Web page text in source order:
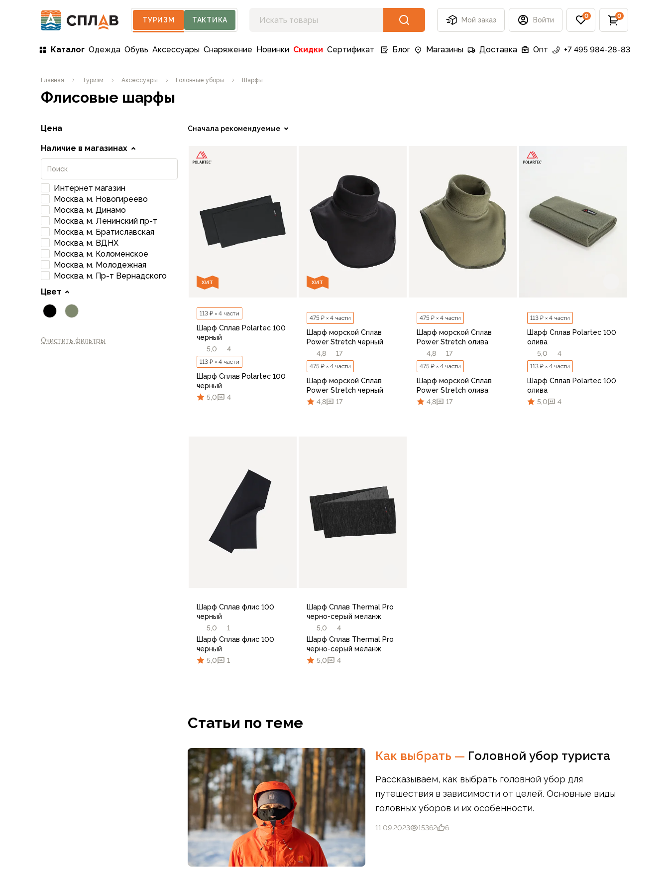
ТУРИЗМ ТАКТИКА Мой заказ Войти 0 0
Каталог
Мужская одежда
Куртки
Флисовые куртки
Беговые и спортивные
Пончо и дождевики
Пуховые куртки
Куртки с синтетическим утеплителем
Жилеты
Брюки
Мембранные брюки
Брюки софтшелл и ветрозащита
Флисовые брюки
Беговые и спортивные
Шорты
Брюки с синтетическим утеплителем
Термобелье
Термокальсоны
Комбинезоны, изотермики
Одежда Обувь Аксессуары Снаряжение Новинки Скидки Сертификат Блог Магазины Доставка Опт +7 495 984-28-83
Главная Туризм Аксессуары Головные уборы Шарфы
Флисовые шарфы
Цена
Наличие в магазинах
Интернет магазин
Москва, м. Новогиреево
Москва, м. Динамо
Москва, м. Ленинский пр-т
Москва, м. Братиславская
Москва, м. ВДНХ
Москва, м. Коломенское
Москва, м. Молодежная
Москва, м. Пр-т Вернадского
Цвет
Очистить фильтры
Сначала рекомендуемые
ХИТ
113 ₽ × 4 части
Шарф Сплав Polartec 100
черный
5,0
4
113 ₽ × 4 части
Шарф Сплав Polartec 100
черный
5,0
4
ХИТ
475 ₽ × 4 части
Шарф морской Сплав
Power Stretch черный
4,8
17
475 ₽ × 4 части
Шарф морской Сплав
Power Stretch черный
4,8
17
475 ₽ × 4 части
Шарф морской Сплав
Power Stretch олива
4,8
17
475 ₽ × 4 части
Шарф морской Сплав
Power Stretch олива
4,8
17
113 ₽ × 4 части
Шарф Сплав Polartec 100
олива
5,0
4
113 ₽ × 4 части
Шарф Сплав Polartec 100
олива
5,0
4
Шарф Сплав флис 100
черный
5,0
1
Шарф Сплав флис 100
черный
5,0
1
В корзину
Шарф Сплав Thermal Pro
черно-серый меланж
5,0
4
Шарф Сплав Thermal Pro
черно-серый меланж
5,0
4
Статьи по теме
Как выбрать — Головной убор туриста
Рассказываем, как выбрать головной убор для
путешествия в зависимости от целей. Основные виды
головных уборов и их особенности.
11.09.2023 15362 6